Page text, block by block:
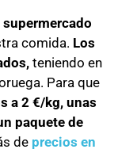
comida. Los
teniendo en
Para que
a 2 €/kg, unas
paquete de
de precios en